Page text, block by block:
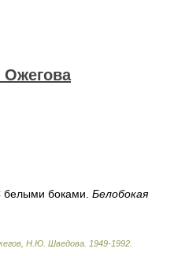
белыми боками. Белобокая
Н.Ю. Шведова. 1949-1992